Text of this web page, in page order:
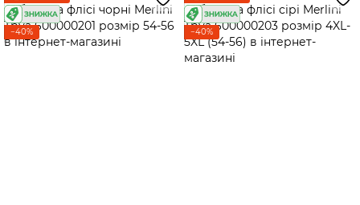
−40% −40%